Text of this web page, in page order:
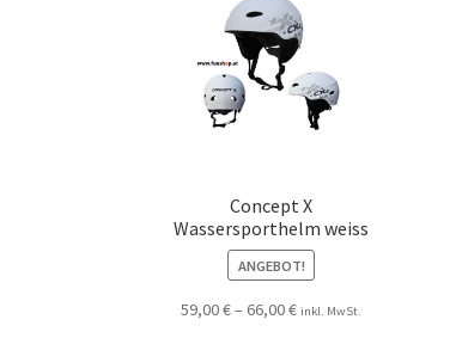
Concept X
Wassersporthelm weiss
ANGEBOT!
59,00€– 66,00€ inkl. MwSt.